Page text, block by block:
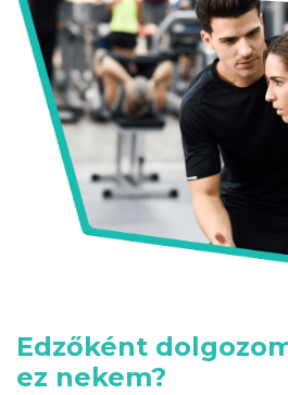
Edzőként
ez nekem?